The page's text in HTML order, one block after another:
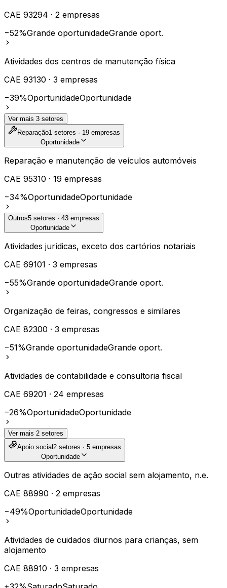
CAE 93294 · 2 empresas
−52%Grande oportunidadeGrande oport.
Atividades dos centros de manutenção física
CAE 93130 · 3 empresas
−39%OportunidadeOportunidade
Ver mais 3 setores
Reparação1 setores · 19 empresas
Oportunidade
Reparação e manutenção de veículos automóveis
CAE 95310 · 19 empresas
−34%OportunidadeOportunidade
Outros5 setores · 43 empresas
Oportunidade
Atividades jurídicas, exceto dos cartórios notariais
CAE 69101 · 3 empresas
−55%Grande oportunidadeGrande oport.
Organização de feiras, congressos e similares
CAE 82300 · 3 empresas
−51%Grande oportunidadeGrande oport.
Atividades de contabilidade e consultoria fiscal
CAE 69201 · 24 empresas
−26%OportunidadeOportunidade
Ver mais 2 setores
Apoio social2 setores · 5 empresas
Oportunidade
Outras atividades de ação social sem alojamento, n.e.
CAE 88990 · 2 empresas
−49%OportunidadeOportunidade
Atividades de cuidados diurnos para crianças, sem
alojamento
CAE 88910 · 3 empresas